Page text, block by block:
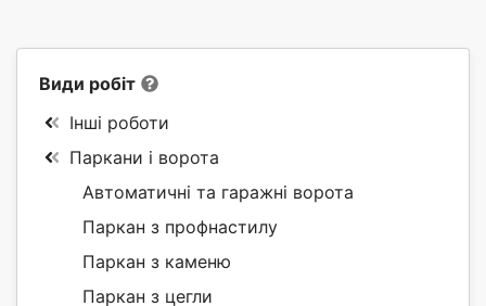
Види робіт
Інші роботи
Паркани і ворота
Автоматичні та гаражні ворота
Паркан з профнастилу
Паркан з каменю
Паркан з цегли